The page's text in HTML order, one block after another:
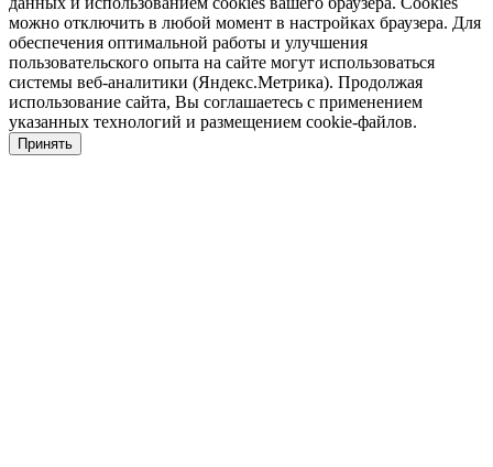
можно отключить в любой момент в настройках браузера. Для
обеспечения оптимальной работы и улучшения
пользовательского опыта на сайте могут использоваться
системы веб-аналитики (Яндекс.Метрика). Продолжая
использование сайта, Вы соглашаетесь с применением
указанных технологий и размещением cookie-файлов.
Принять